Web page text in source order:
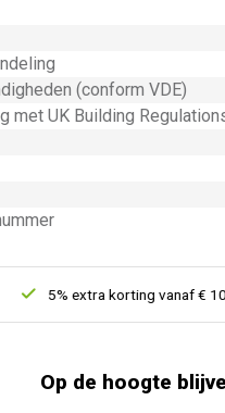
(conform VDE)
met UK Building
5% extra korting vanaf € 1000
Op de hoogte